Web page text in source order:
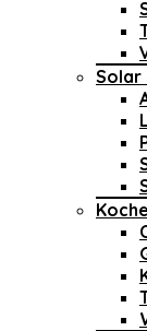
Solar